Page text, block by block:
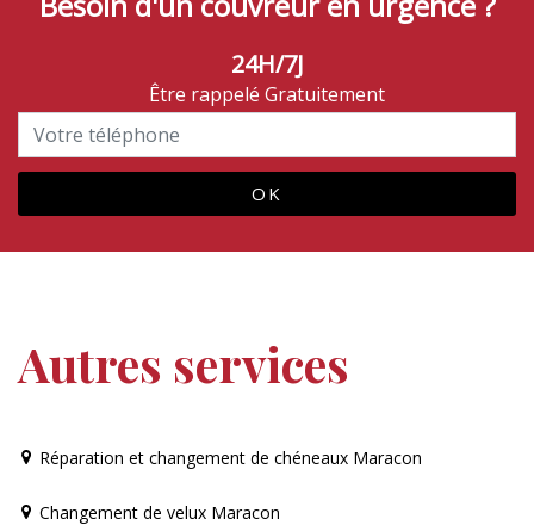
24H/7J
Être rappelé Gratuitement
Autres services
Réparation et changement de chéneaux Maracon
Changement de velux Maracon